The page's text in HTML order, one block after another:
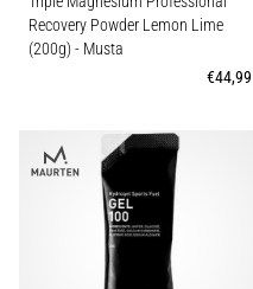
Recovery Powder Lemon Lime
(200g)- Musta
€44,99